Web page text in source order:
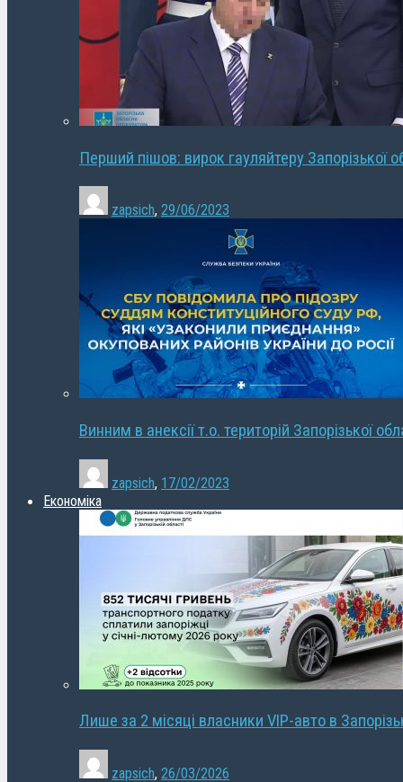
Перший пішов: вирок гауляйтеру Запорізької
zapsich, 29/06/2023
Винним в анексії т.о. територій Запорізької
zapsich, 17/02/2023
Економіка
Лише за 2 місяці власники VIP-авто в
zapsich, 26/03/2026